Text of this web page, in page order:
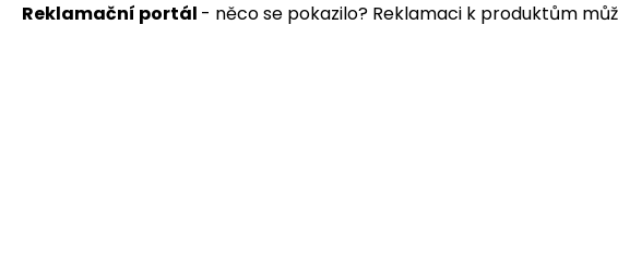
Reklamační portál - něco se pokazilo? Reklamaci k produktům